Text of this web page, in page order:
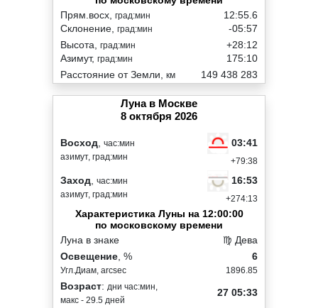
Прям.восх, град:мин
Склонение, град:мин
12:55.6
-05:57
Высота, град:мин
Азимут, град:мин
+28:12
175:10
Расстояние от Земли, км 149 438 283
Луна в Москве
8 октября 2026
Восход час:мин
азимут, град:мин
03:41
+79:38
Заход час:мин
азимут, град:мин
16:53
+274:13
Характеристика Луны на 12:00:00
по московскому времени
Луна в знаке
♍ Дева
Освещение , %
Угл.Диам, arcsec
6
1896.85
Возраст: дни час:мин,
макс - 29.5 дней
27 05:33